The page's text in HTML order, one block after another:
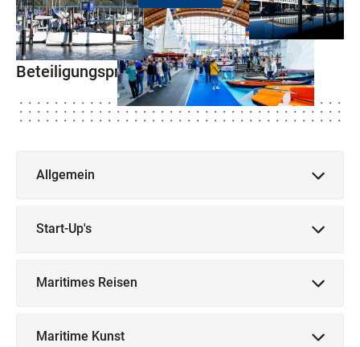
Beteiligungspreise
Allgemein
Start-Up's
Maritimes Reisen
Maritime Kunst